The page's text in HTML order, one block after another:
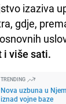
izaziva
gdje,
i više sati.
TRENDING
Nova uzbuna u
iznad vojne baze